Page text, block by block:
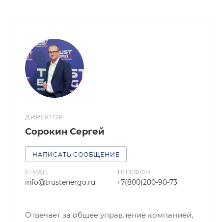
ДИРЕКТОР
Сорокин Сергей
НАПИСАТЬ СООБЩЕНИЕ
E-MAIL
info@trustenergo.ru
ТЕЛЕФОН
+7(800)200-90-73
Отвечает за общее управление компанией,